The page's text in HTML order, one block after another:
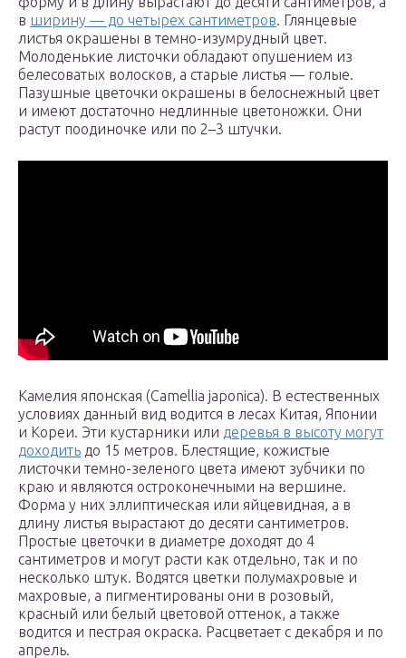
в ширину — до четырех сантиметров. Глянцевые
листья окрашены в темно-изумрудный цвет.
Молоденькие листочки обладают опушением из
белесоватых волосков, а старые листья — голые.
Пазушные цветочки окрашены в белоснежный цвет
и имеют достаточно недлинные цветоножки. Они
растут поодиночке или по 2–3 штучки.
Камелия японская (Camel­lia japon­i­ca). В естественных
условиях данный вид водится в лесах Китая, Японии
и Кореи. Эти кустарники или деревья в высоту могут
доходить до 15 метров. Блестящие, кожистые
листочки темно-зеленого цвета имеют зубчики по
краю и являются остроконечными на вершине.
Форма у них эллиптическая или яйцевидная, а в
длину листья вырастают до десяти сантиметров.
Простые цветочки в диаметре доходят до 4
сантиметров и могут расти как отдельно, так и по
несколько штук. Водятся цветки полумахровые и
махровые, а пигментированы они в розовый,
красный или белый цветовой оттенок, а также
водится и пестрая окраска. Расцветает с декабря и по
апрель.